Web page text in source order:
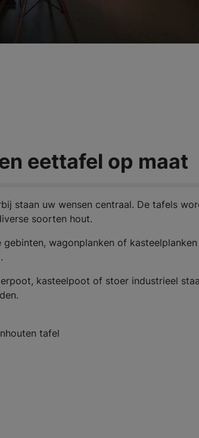
eettafel op maat
staan uw wensen centraal. De tafels
soorten hout.
wagonplanken of kasteelplanken
kasteelpoot of stoer industrieel
tafel